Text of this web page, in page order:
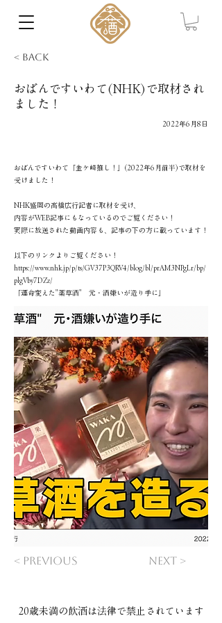
< Back
おばんですいわて(NHK)で取材され
ました！
2022年6月8日
おばんですいわて「金ケ崎推し！」(2022年6月前半)で取材を
受けました！
NHK盛岡の髙橋広行記者に取材を受け、
内容がWEB記事にもなっているのでご覧ください！
実際に放送された動画内容も、記事の下の方に載っています！
以下のリンクよりご覧ください！
https://www.nhk.jp/p/ts/GV37P3QRV4/blog/bl/prAM3NPgLr/bp/
plgVby7DZz/
「運命変えた"薬草酒" 元・酒嫌いが造り手に」
< Previous Next >
20歳未満の飲酒は法律で禁止されています​